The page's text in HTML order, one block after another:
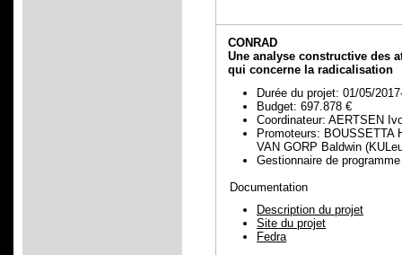
CONRAD
Une analyse constructive des
qui concerne la radicalisation
Durée du projet: 01/05/
Budget: 697.878 €
Coordinateur: AERTSEN
Promoteurs: BOUSSETTA
VAN GORP Baldwin
Gestionnaire de
Documentation
Description du projet
Site du projet
Fedra